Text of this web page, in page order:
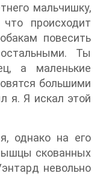
мальчишку,
происходит
повесить
Ты
а маленькие
большими
я. Я искал этой
однако на его
скованных
невольно